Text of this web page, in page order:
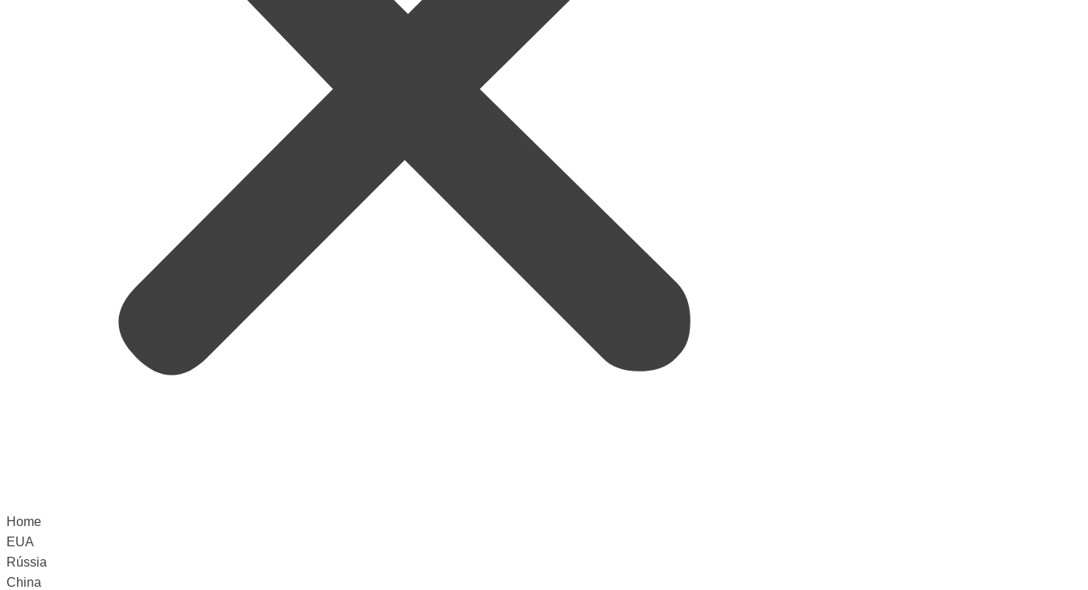
Home
EUA
Rússia
China